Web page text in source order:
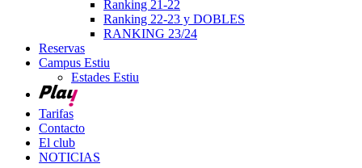
Ranking 21-22
Ranking 22-23 y DOBLES
RANKING 23/24
Reservas
Campus Estiu
Estades Estiu
Tarifas
Contacto
El club
NOTICIAS